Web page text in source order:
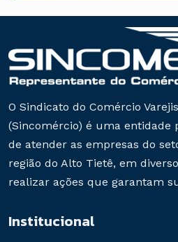
O Sindicato do Comércio
(Sincomércio) é uma entidade
de atender as empresas do
região do Alto Tietê, em
realizar ações que garantam
Institucional